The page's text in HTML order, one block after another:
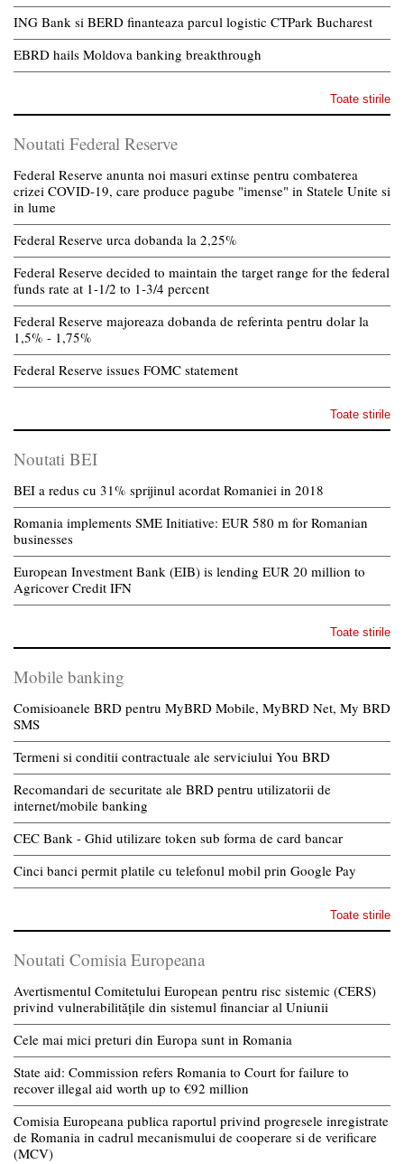
ING Bank si BERD finanteaza parcul logistic CTPark Bucharest
EBRD hails Moldova banking breakthrough
Toate stirile
Noutati Federal Reserve
Federal Reserve anunta noi masuri extinse pentru combaterea
crizei COVID-19, care produce pagube "imense" in Statele Unite si
in lume
Federal Reserve urca dobanda la 2,25%
Federal Reserve decided to maintain the target range for the federal
funds rate at 1-1/2 to 1-3/4 percent
Federal Reserve majoreaza dobanda de referinta pentru dolar la
1,5% - 1,75%
Federal Reserve issues FOMC statement
Toate stirile
Noutati BEI
BEI a redus cu 31% sprijinul acordat Romaniei in 2018
Romania implements SME Initiative: EUR 580 m for Romanian
businesses
European Investment Bank (EIB) is lending EUR 20 million to
Agricover Credit IFN
Toate stirile
Mobile banking
Comisioanele BRD pentru MyBRD Mobile, MyBRD Net, My BRD
SMS
Termeni si conditii contractuale ale serviciului You BRD
Recomandari de securitate ale BRD pentru utilizatorii de
internet/mobile banking
CEC Bank - Ghid utilizare token sub forma de card bancar
Cinci banci permit platile cu telefonul mobil prin Google Pay
Toate stirile
Noutati Comisia Europeana
Avertismentul Comitetului European pentru risc sistemic (CERS)
privind vulnerabilitățile din sistemul financiar al Uniunii
Cele mai mici preturi din Europa sunt in Romania
State aid: Commission refers Romania to Court for failure to
recover illegal aid worth up to €92 million
Comisia Europeana publica raportul privind progresele inregistrate
de Romania in cadrul mecanismului de cooperare si de verificare
(MCV)